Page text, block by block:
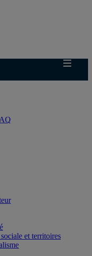
et territoires